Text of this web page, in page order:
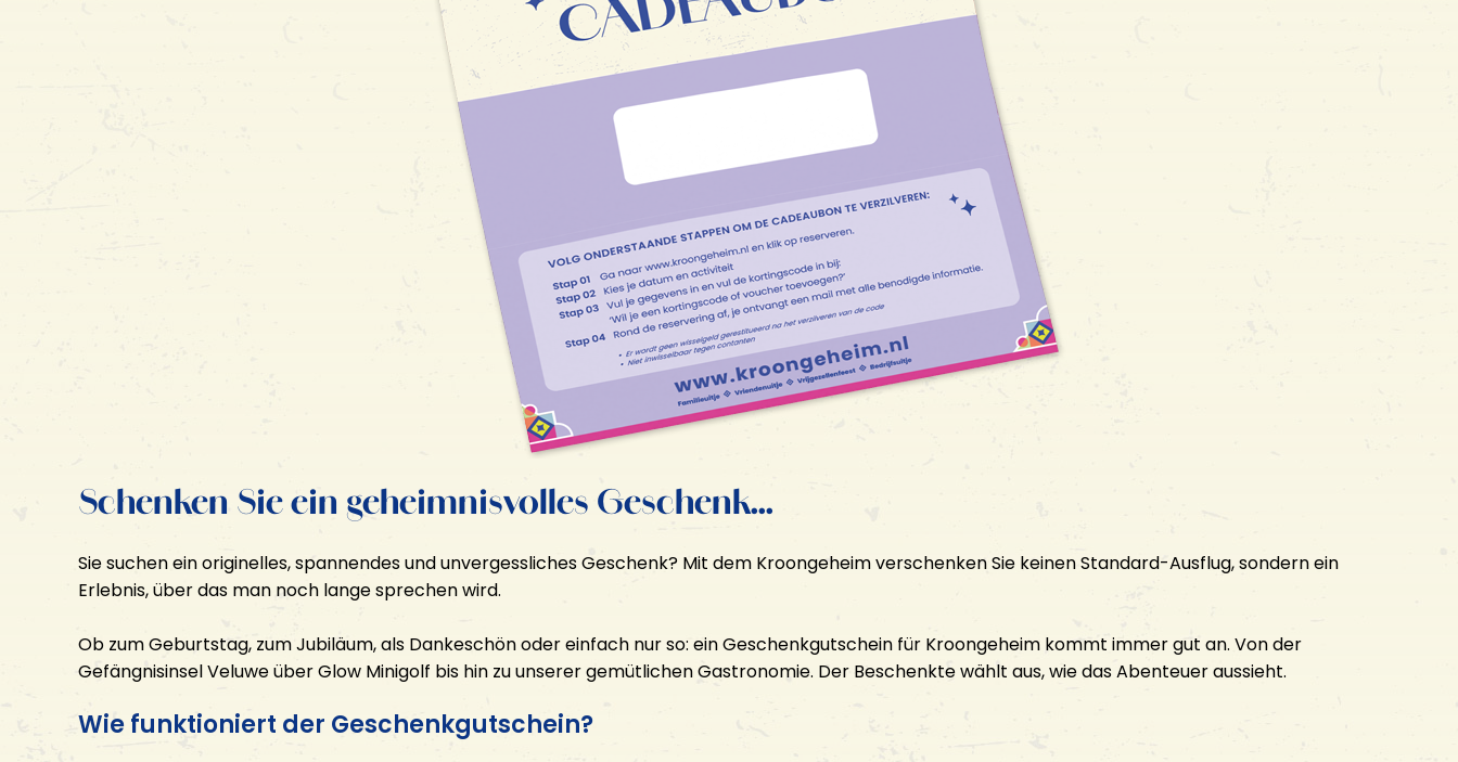
Betriebsausflug
AKTIVITÄTEN
Gefängnisinsel Veluwe
Glühender Miniaturgolf
E-Hacker
MINI Cooper Tour
Eisstockschießen
Bogenschießen & Luftgewehrschießen
KONTAKT
Kontakt aufnehmen
Die Öffnungszeiten
FAQ
Offene Stellen
Schenken Sie ein geheimnisvolles Geschenk...
Sie suchen ein originelles, spannendes und unvergessliches Geschenk? Mit dem Kroongeheim verschenken Sie keinen Standard-Ausflug, sondern ein
Erlebnis, über das man noch lange sprechen wird.
Ob zum Geburtstag, zum Jubiläum, als Dankeschön oder einfach nur so: ein Geschenkgutschein für Kroongeheim kommt immer gut an. Von der
Gefängnisinsel Veluwe über Glow Minigolf bis hin zu unserer gemütlichen Gastronomie. Der Beschenkte wählt aus, wie das Abenteuer aussieht.
Wie funktioniert der Geschenkgutschein?